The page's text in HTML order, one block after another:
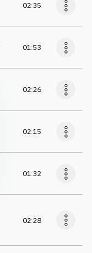
02:35
01:53
02:26
02:15
01:32
02:28